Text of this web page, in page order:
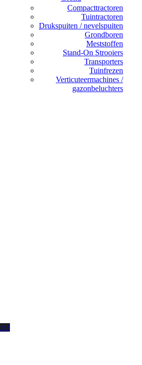
Compacttractoren
Tuintractoren
Drukspuiten / nevelspuiten
Grondboren
Meststoffen
Stand-On Strooiers
Transporters
Tuinfrezen
Verticuteermachines /
gazonbeluchters